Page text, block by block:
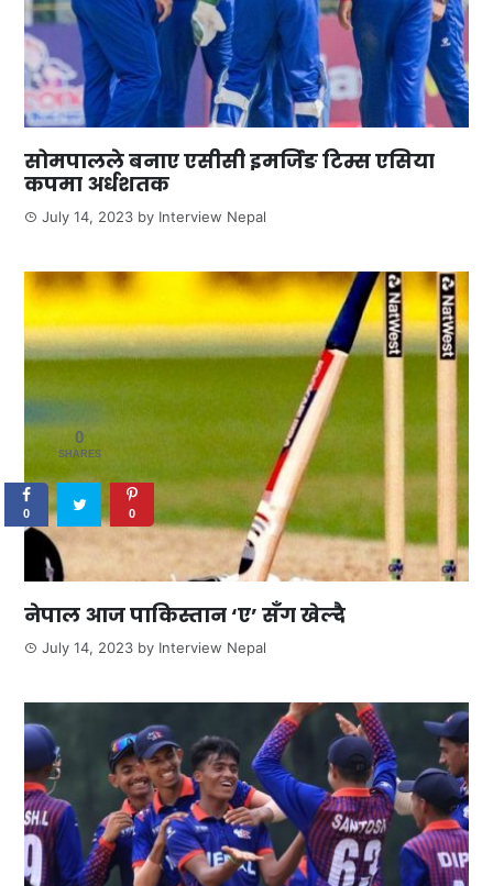
सोमपालले बनाए एसीसी इमर्जिङ टिम्स एसिया
कपमा अर्धशतक
July 14, 2023 by Interview Nepal
नेपाल आज पाकिस्तान ‘ए’ सँग खेल्दै
July 14, 2023 by Interview Nepal
0
SHARES
0 0